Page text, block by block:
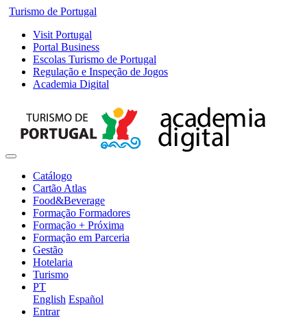
Turismo de Portugal
Visit Portugal
Portal Business
Escolas Turismo de Portugal
Regulação e Inspeção de Jogos
Academia Digital
Catálogo
Cartão Atlas
Food&Beverage
Formação Formadores
Formação + Próxima
Formação em Parceria
Gestão
Hotelaria
Turismo
PT
English Español
Entrar